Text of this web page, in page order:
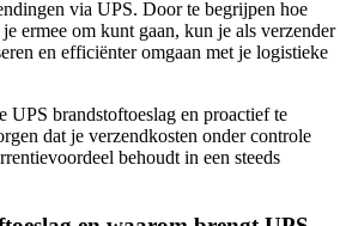
via UPS. Door te begrijpen hoe
ermee om kunt gaan, kun je als verzender
en efficiënter omgaan met je logistieke
UPS brandstoftoeslag en proactief te
dat je verzendkosten onder controle
behoudt in een steeds